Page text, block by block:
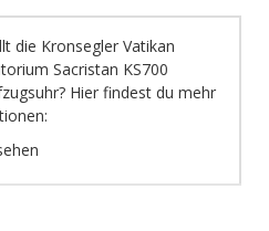
die Kronsegler Vatikan
Sacristan KS700
Hier findest du mehr